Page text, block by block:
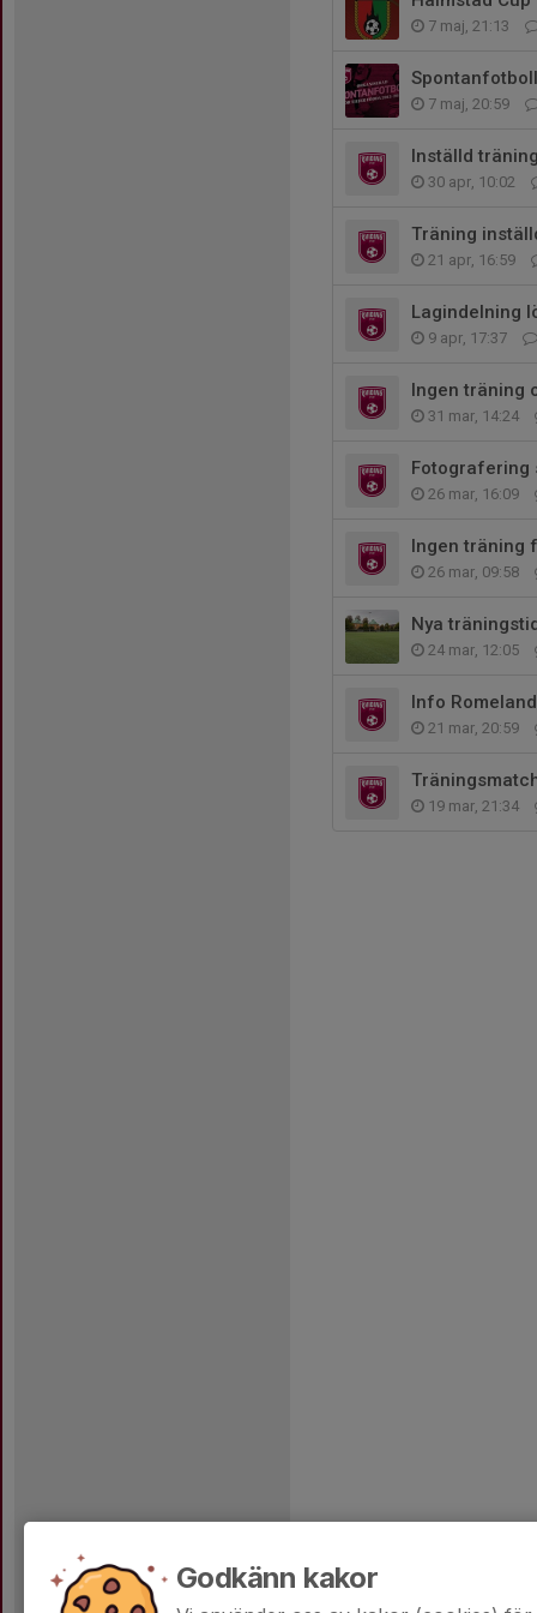
7 maj, 21:13
7 maj, 20:59
Inställd
30 apr, 10:02
Träning
21 apr, 16:59
Lagindelning
9 apr, 17:37
Ingen träning
31 mar, 14:24
Fotografering
26 mar, 16:09
Ingen träning
26 mar, 09:58
Nya
24 mar, 12:05
Info
21 mar, 20:59
19 mar, 21:34
Godkänn kakor